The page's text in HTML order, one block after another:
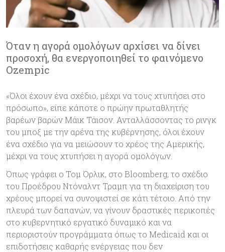
Όταν η αγορά ομολόγων αρχίσει να δίνει
προσοχή, θα ενεργοποιηθεί το φαινόμενο
Ozempic
«Όλοι έχουν ένα σχέδιο, μέχρι να τους χτυπήσει στο
πρόσωπο», είπε κάποτε ο πρώην πρωταθλητής
βαρέων βαρών Μάικ Τάισον. Ανταλλάσσοντας το ρινγκ
του μποξ με την αρένα της κυβέρνησης, όλοι έχουν
ένα σχέδιο για να μειώσουν το χρέος της Αμερικής,
μέχρι να τους χτυπήσει η αγορά ομολόγων.
Όπως γράφει ο Τομ Όρλικ, στο Bloomberg, το σχέδιο
του Προέδρου Ντόναλντ Τραμπ για τη διαχείριση του
χρέους μπορεί να συνοψιστεί σε κάτι τέτοιο. Από την
πλευρά των δαπανών, να γίνουν δραστικές περικοπές
στο κυβερνητικό εργατικό δυναμικό και να
περιοριστούν προγράμματα όπως το Medicaid και οι
επιδοτήσεις καθαρής ενέργειας που δεν